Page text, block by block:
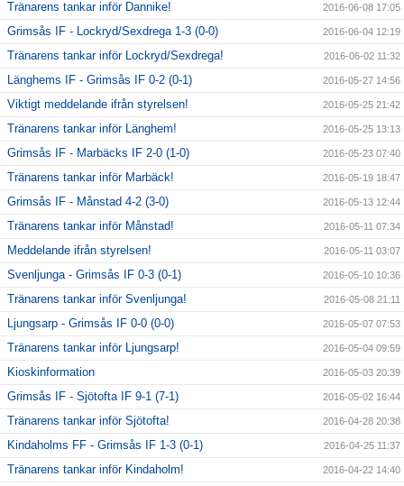
Tränarens tankar inför Dannike! 2016-06-08 17:05
Grimsås IF - Lockryd/Sexdrega 1-3 (0-0) 2016-06-04 12:19
Tränarens tankar inför Lockryd/Sexdrega! 2016-06-02 11:32
Länghems IF - Grimsås IF 0-2 (0-1) 2016-05-27 14:56
Viktigt meddelande ifrån styrelsen! 2016-05-25 21:42
Tränarens tankar inför Länghem! 2016-05-25 13:13
Grimsås IF - Marbäcks IF 2-0 (1-0) 2016-05-23 07:40
Tränarens tankar inför Marbäck! 2016-05-19 18:47
Grimsås IF - Månstad 4-2 (3-0) 2016-05-13 12:44
Tränarens tankar inför Månstad! 2016-05-11 07:34
Meddelande ifrån styrelsen! 2016-05-11 03:07
Svenljunga - Grimsås IF 0-3 (0-1) 2016-05-10 10:36
Tränarens tankar inför Svenljunga! 2016-05-08 21:11
Ljungsarp - Grimsås IF 0-0 (0-0) 2016-05-07 07:53
Tränarens tankar inför Ljungsarp! 2016-05-04 09:59
Kioskinformation 2016-05-03 20:39
Grimsås IF - Sjötofta IF 9-1 (7-1) 2016-05-02 16:44
Tränarens tankar inför Sjötofta! 2016-04-28 20:38
Kindaholms FF - Grimsås IF 1-3 (0-1) 2016-04-25 11:37
Tränarens tankar inför Kindaholm! 2016-04-22 14:40